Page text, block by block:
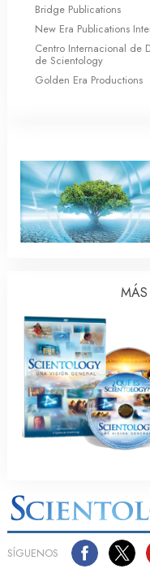
Bridge Publications
New Era Publications
Centro Internacional de
de Scientology
Golden Era Productions
SÍGUENOS